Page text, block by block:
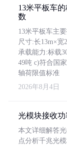
13米平板车
数
13米平板车主
尺寸:长13m×宽
承载能力:标载
49吨 c)符合国
轴荷限值标准
2026年8月4日
光模块接收
本文详细解答
点分析千兆光